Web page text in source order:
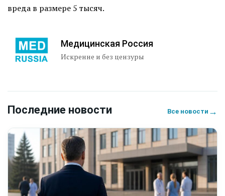
вреда в размере 5 тысяч.
Медицинская Россия
Искренне и без цензуры
Последние новости Все новости →